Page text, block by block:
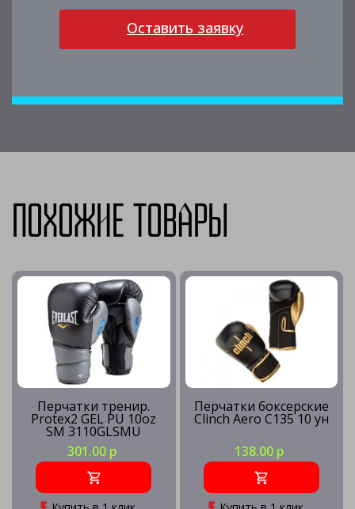
Оставить заявку
Похожие товары
Перчатки тренир.
Protex2 GEL PU 10oz
SM 3110GLSMU
301.00 р
Перчатки боксерские
Clinch Aero C135 10 ун
138.00 р